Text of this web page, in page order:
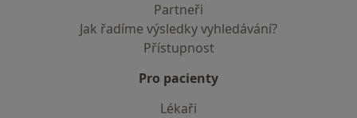
Partneři
Jak řadíme výsledky vyhledávání?
Přístupnost
Pro pacienty
Lékaři